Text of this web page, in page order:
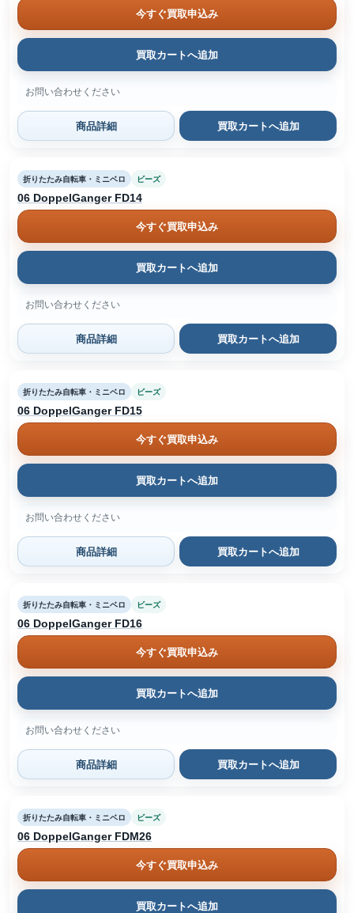
今すぐ買取申込み
買取カートへ追加
お問い合わせください
商品詳細 買取カートへ追加
折りたたみ自転車・ミニベロ ビーズ
06 DoppelGanger FD14
今すぐ買取申込み
買取カートへ追加
お問い合わせください
商品詳細 買取カートへ追加
折りたたみ自転車・ミニベロ ビーズ
06 DoppelGanger FD15
今すぐ買取申込み
買取カートへ追加
お問い合わせください
商品詳細 買取カートへ追加
折りたたみ自転車・ミニベロ ビーズ
06 DoppelGanger FD16
今すぐ買取申込み
買取カートへ追加
お問い合わせください
商品詳細 買取カートへ追加
折りたたみ自転車・ミニベロ ビーズ
06 DoppelGanger FDM26
今すぐ買取申込み
買取カートへ追加